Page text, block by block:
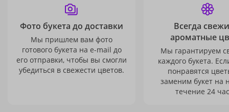
Фото букета до доставки
Мы пришлем вам фото
готового букета на e-mail до
его отправки, чтобы вы смогли
убедиться в свежести цветов.
Всегда
ароматные
Мы гарантируем
каждого букета.
понравятся
заменим букет на
течение 24